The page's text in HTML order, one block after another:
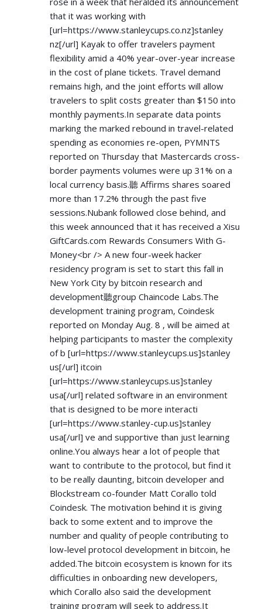
that it was working with
[url=https://www.stanleycups.co.nz]stanley
nz[/url] Kayak to offer travelers payment
flexibility amid a 40% year-over-year increase
in the cost of plane tickets. Travel demand
remains high, and the joint efforts will allow
travelers to split costs greater than $150 into
monthly payments.In separate data points
marking the marked rebound in travel-related
spending as economies re-open, PYMNTS
reported on Thursday that Mastercards cross-
border payments volumes were up 31% on a
local currency basis.聽 Affirms shares soared
more than 17.2% through the past five
sessions.Nubank followed close behind, and
this week announced that it has received a Xisu
GiftCards.com Rewards Consumers With G-
Money<br /> A new four-week hacker
residency program is set to start this fall in
New York City by bitcoin research and
development聽group Chaincode Labs.The
development training program, Coindesk
reported on Monday Aug. 8 , will be aimed at
helping participants to master the complexity
of b [url=https://www.stanleycups.us]stanley
us[/url] itcoin
[url=https://www.stanleycups.us]stanley
usa[/url] related software in an environment
that is designed to be more interacti
[url=https://www.stanley-cup.us]stanley
usa[/url] ve and supportive than just learning
online.You always hear a lot of people that
want to contribute to the protocol, but find it
to be really daunting, bitcoin developer and
Blockstream co-founder Matt Corallo told
Coindesk. The motivation behind it is giving
back to some extent and to improve the
number and quality of people contributing to
low-level protocol development in bitcoin, he
added.The bitcoin ecosystem is known for its
difficulties in onboarding new developers,
which Corallo also said the development
training program will seek to address.It